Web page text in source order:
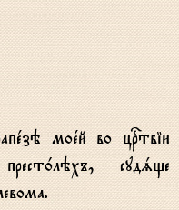
моeй во цrтвіи
судsще